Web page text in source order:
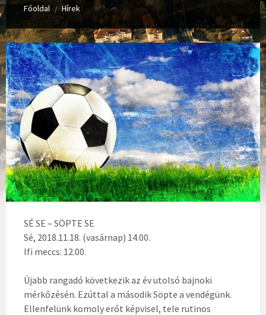
Főoldal / Hírek
SÉ SE – SÖPTE SE
Sé, 2018.11.18. (vasárnap) 14.00.
Ifi meccs: 12.00.
Újabb rangadó következik az év utolsó bajnoki
mérkőzésén. Ezúttal a második Söpte a vendégünk.
Ellenfelünk komoly erőt képvisel, tele rutinos